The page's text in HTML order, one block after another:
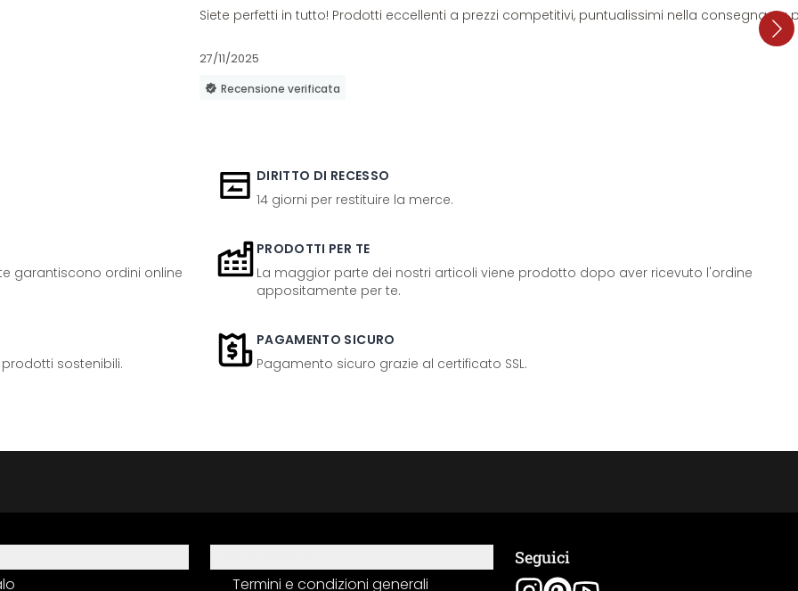
Siete perfetti in tutto! Prodotti eccellenti a prezzi competitivi, puntualissimi nella consegna. La
27/11/2025
Recensione verificata
DIRITTO DI RECESSO
14 giorni per restituire la merce.
garantiscono ordini online
PRODOTTI PER TE
La maggior parte dei nostri articoli viene prodotto dopo aver ricevuto l'ordine
appositamente per te.
sostenibili.
PAGAMENTO SICURO
Pagamento sicuro grazie al certificato SSL.
Termini e condizioni generali
Seguici